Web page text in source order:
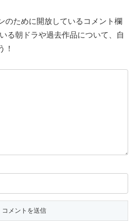
のために開放しているコメント欄
る朝ドラや過去作品について、自
！